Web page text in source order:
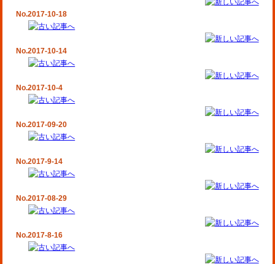
No.2017-10-18
No.2017-10-14
No.2017-10-4
No.2017-09-20
No.2017-9-14
No.2017-08-29
No.2017-8-16